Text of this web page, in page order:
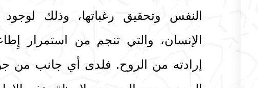
النفس وتحقيق رغباتها، وذلك
الإنسان، والتي تنجم من استمرار
إرادته من الروح. فلدى أي جانب من